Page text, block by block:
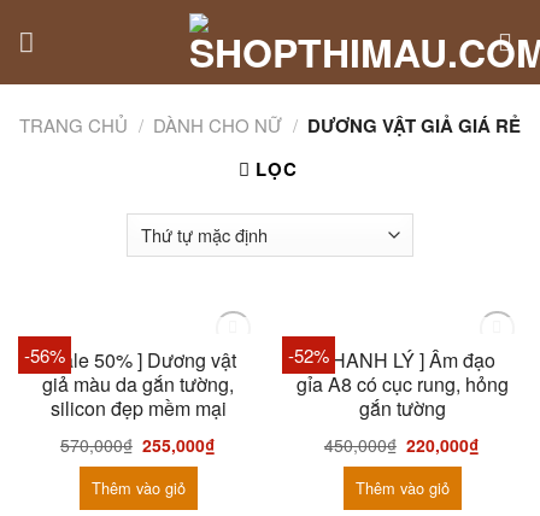
TRANG CHỦ / DÀNH CHO NỮ / DƯƠNG VẬT GIẢ GIÁ RẺ
LỌC
-56% HẾT HÀNG
[ Sale 50% ] Dương vật
giả màu da gắn tường,
silicon đẹp mềm mại
570,000₫ 255,000₫
Thêm vào giỏ
-52% HẾT HÀNG
[ THANH LÝ ] Âm đạo
gỉa A8 có cục rung, hỏng
gắn tường
450,000₫ 220,000₫
Thêm vào giỏ